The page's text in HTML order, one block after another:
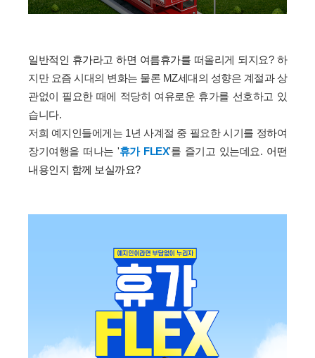
일반적인 휴가라고 하면 여름휴가를 떠올리게 되지요? 하
지만 요즘 시대의 변화는 물론 MZ세대의 성향은 계절과 상
관없이 필요한 때에 적당히 여유로운 휴가를 선호하고 있
습니다.
저희 예지인들에게는 1년 사계절 중 필요한 시기를 정하여
장기여행을 떠나는'휴가 FLEX'를 즐기고 있는데요. 어떤
내용인지 함께 보실까요?